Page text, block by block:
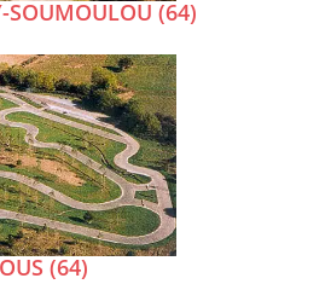
SOUMOULOU (64)
(64)